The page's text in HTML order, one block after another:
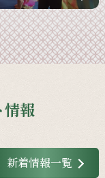
情報
新着情報一覧